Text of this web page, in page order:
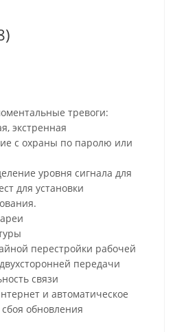
тревоги:
экстренная
с охраны по паролю или
уровня сигнала для
для установки
перестройки рабочей
передачи
связи
и автоматическое
обновления